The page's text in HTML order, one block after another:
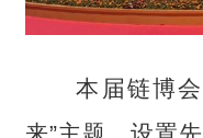
本届链博会
来”主题，设置